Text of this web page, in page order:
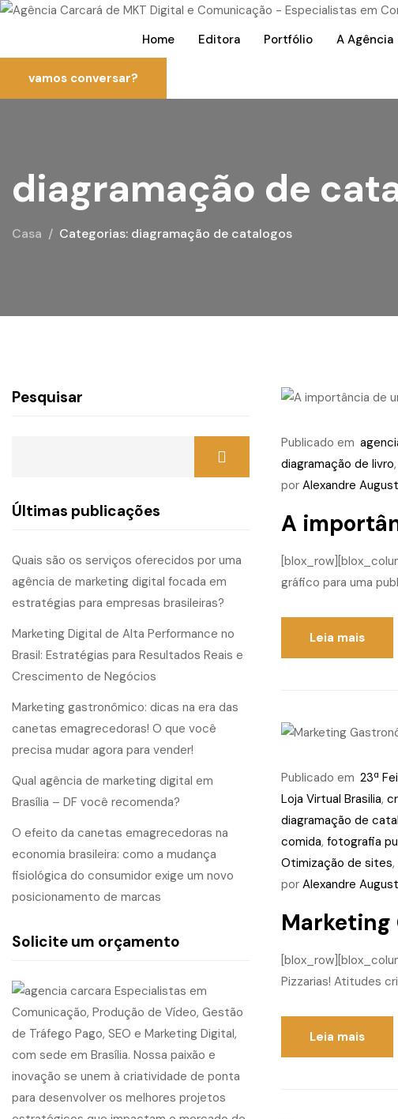
Home Editora Portfólio A Agência
vamos conversar?
diagramação de
Casa Categorias: diagramação de catalogos
Publicado em
diagramação de livro,
por Alexandre
A
gráfico para uma
Leia mais
Publicado em 23ª
Loja Virtual Brasilia,
diagramação de
comida, fotografia
Otimização de sites,
por Alexandre
Marketing
Pizzarias! Atitudes
Leia mais
Pesquisar
Últimas publicações
Quais são os serviços oferecidos por uma
agência de marketing digital focada em
estratégias para empresas brasileiras?
Marketing Digital de Alta Performance no
Brasil: Estratégias para Resultados Reais e
Crescimento de Negócios
Marketing gastronômico: dicas na era das
canetas emagrecedoras! O que você
precisa mudar agora para vender!
Qual agência de marketing digital em
Brasília – DF você recomenda?
O efeito da canetas emagrecedoras na
economia brasileira: como a mudança
fisiológica do consumidor exige um novo
posicionamento de marcas
Solicite um orçamento